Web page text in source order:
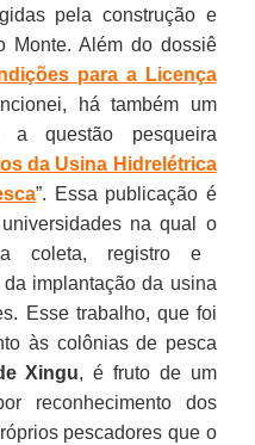
pela construção e
Monte. Além do dossiê
para a Licença
há também um
a questão pesqueira
da Usina Hidrelétrica
”. Essa publicação é
na qual o
coleta, registro e
implantação da usina
Esse trabalho, que foi
às colônias de pesca
Xingu, é fruto de um
reconhecimento dos
pescadores que o